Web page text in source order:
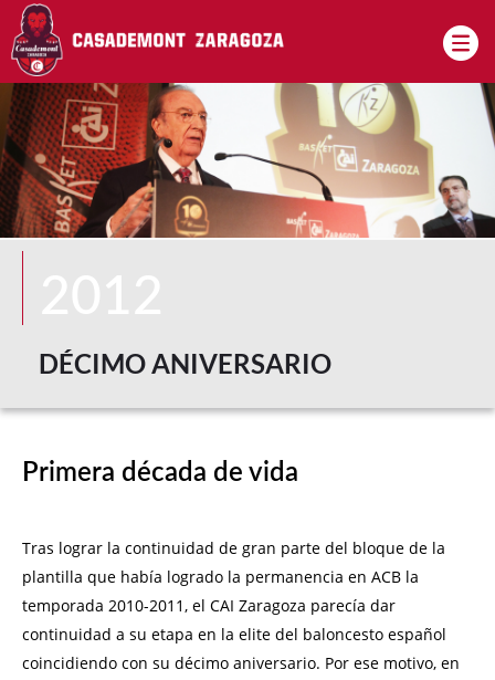
Pasar al contenido principal
DÉCIMO ANIVERSARIO
Primera década de vida
Tras lograr la continuidad de gran parte del bloque de la
plantilla que había logrado la permanencia en ACB la
temporada 2010-2011, el CAI Zaragoza parecía dar
continuidad a su etapa en la elite del baloncesto español
coincidiendo con su décimo aniversario. Por ese motivo, en